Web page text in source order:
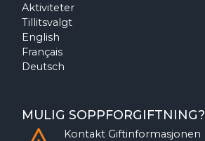
Aktiviteter
Tillitsvalgt
English
Français
Deutsch
MULIG SOPPFORGIFTNING?
Kontakt Giftinformasjonen